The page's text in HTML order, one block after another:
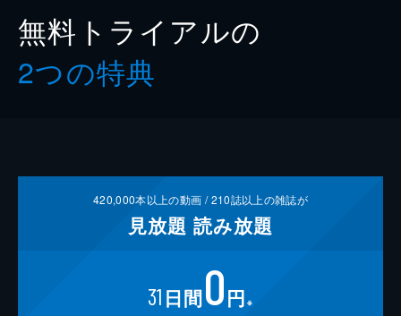
無料トライアルの
2つの特典
420,000本以上の動画 /210誌以上の雑誌が
見放題 読み放題
31 日間0円 ※